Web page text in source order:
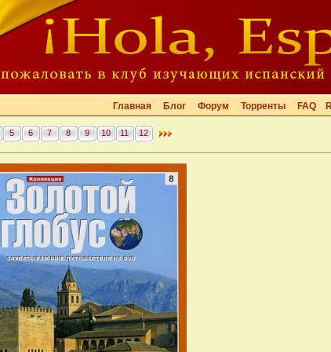
Главная Блог Форум Торренты FAQ
5 6 7 8 9 10 11 12